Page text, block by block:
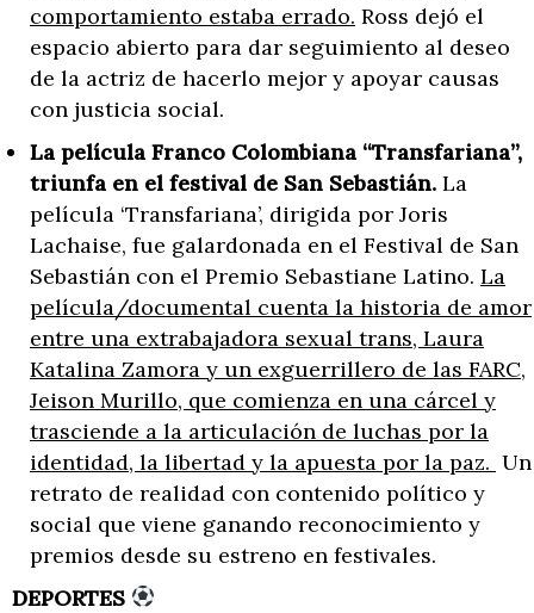
comportamiento estaba errado. Ross dejó el
espacio abierto para dar seguimiento al deseo
de la actriz de hacerlo mejor y apoyar causas
con justicia social.
La película Franco Colombiana “Transfariana”,
triunfa en el festival de San Sebastián. La
película ‘Transfariana’, dirigida por Joris
Lachaise, fue galardonada en el Festival de San
Sebastián con el Premio Sebastiane Latino. La
película/documental cuenta la historia de amor
entre una extrabajadora sexual trans, Laura
Katalina Zamora y un exguerrillero de las FARC,
Jeison Murillo, que comienza en una cárcel y
trasciende a la articulación de luchas por la
identidad, la libertad y la apuesta por la paz. Un
retrato de realidad con contenido político y
social que viene ganando reconocimiento y
premios desde su estreno en festivales.
DEPORTES